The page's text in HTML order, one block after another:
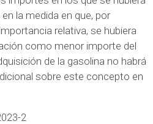
la medida en que, por
relativa, se hubiera
como menor importe del
de la gasolina no habrá
sobre este concepto en
2